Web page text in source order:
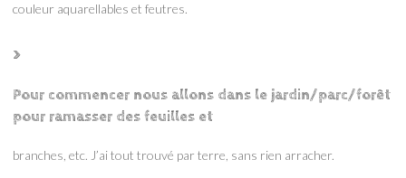
couleur aquarellables et feutres.
>
Pour commencer nous allons dans le jardin/parc/forêt
pour ramasser des feuilles et
branches, etc. J’ai tout trouvé par terre, sans rien arracher.